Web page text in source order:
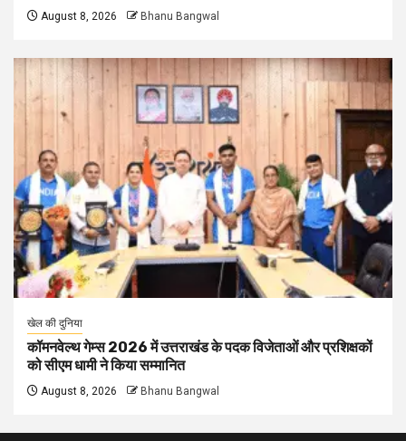
August 8, 2026 Bhanu Bangwal
खेल की दुनिया
कॉमनवेल्थ गेम्स 2026 में उत्तराखंड के पदक विजेताओं और प्रशिक्षकों
को सीएम धामी ने किया सम्मानित
August 8, 2026 Bhanu Bangwal